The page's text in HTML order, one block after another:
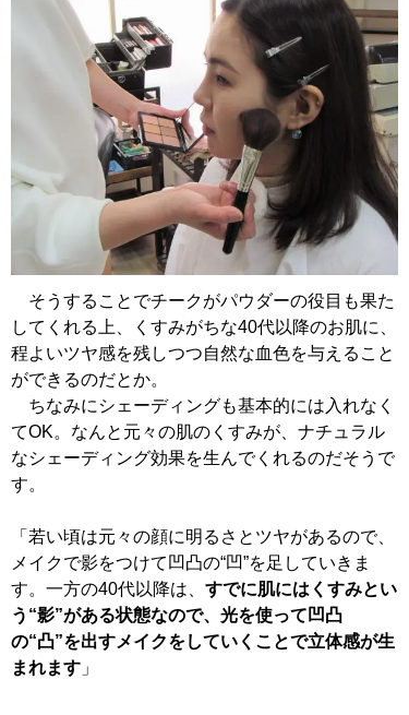
そうすることでチークがパウダーの役目も果た
してくれる上、くすみがちな40代以降のお肌に、
程よいツヤ感を残しつつ自然な血色を与えること
ができるのだとか。
ちなみにシェーディングも基本的には入れなく
てOK。なんと元々の肌のくすみが、ナチュラル
なシェーディング効果を生んでくれるのだそうで
す。
「若い頃は元々の顔に明るさとツヤがあるので、
メイクで影をつけて凹凸の“凹”を足していきま
す。一方の40代以降は、 すでに肌にはくすみとい
う“影”がある状態なので、光を使って凹凸
の“凸”を出すメイクをしていくことで立体感が生
まれます 」